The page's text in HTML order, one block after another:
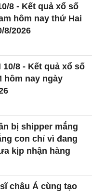
8 - Kết quả xổ số
hôm nay thứ Hai
8/2026
10/8 - Kết quả xổ số
hôm nay ngày
bị shipper mắng
con chỉ vì đang
kịp nhận hàng
châu Á cùng tạo